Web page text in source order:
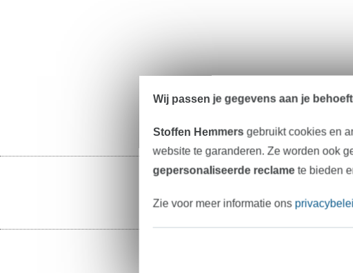
Wij passen je gegevens aan je
Stoffen Hemmers gebruikt cookies en
website te garanderen. Ze worden ook
gepersonaliseerde reclamete bieden
Zie voor meer informatie ons